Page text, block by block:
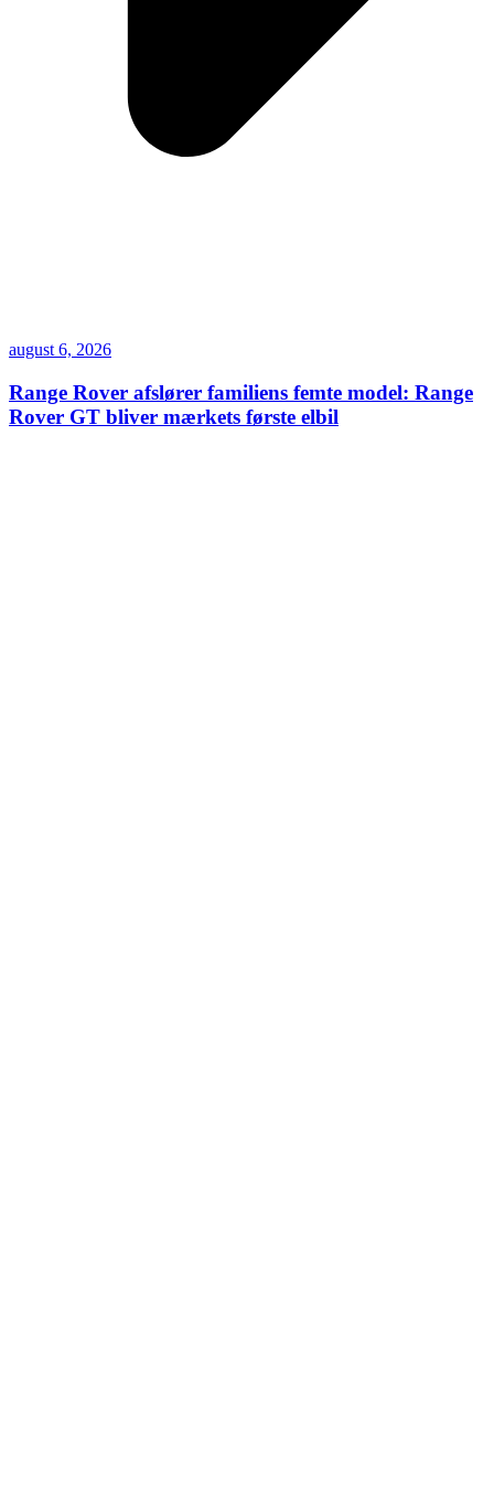
august 6, 2026
Range Rover afslører familiens femte model: Range
Rover GT bliver mærkets første elbil